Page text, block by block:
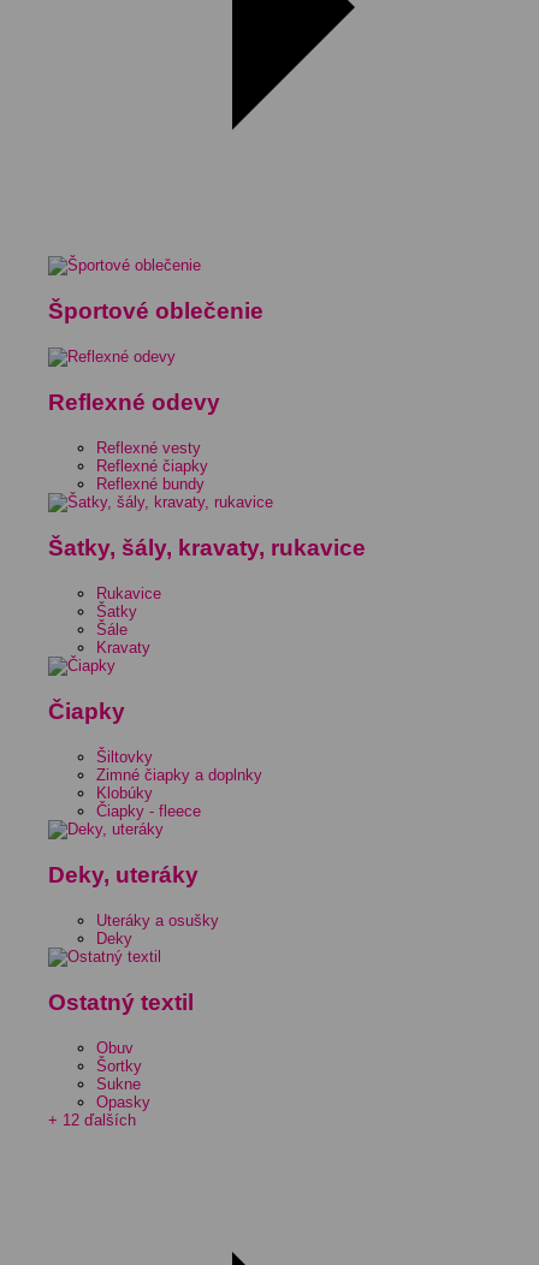
Športové oblečenie
Reflexné odevy
Reflexné vesty
Reflexné čiapky
Reflexné bundy
Šatky, šály, kravaty, rukavice
Rukavice
Šatky
Šále
Kravaty
Čiapky
Šiltovky
Zimné čiapky a doplnky
Klobúky
Čiapky - fleece
Deky, uteráky
Uteráky a osušky
Deky
Ostatný textil
Obuv
Šortky
Sukne
Opasky
+ 12 ďalších